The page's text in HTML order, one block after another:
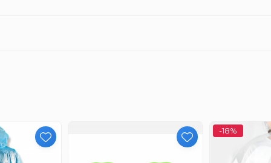
prieteni sau pur si simplu vrei sa te bucuri de un pahar de vin
vin
-18%